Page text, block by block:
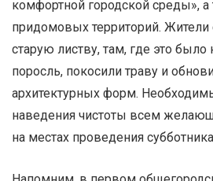
комфортной городской среды», а
придомовых территорий. Жители
старую листву, там, где это
поросль, покосили траву и
архитектурных форм.
наведения чистоты всем
на местах проведения